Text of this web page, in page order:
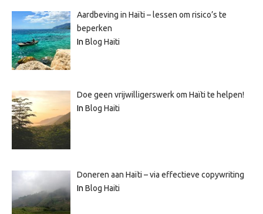
Aardbeving in Haïti – lessen om risico’s te
beperken
In Blog Haiti
Doe geen vrijwilligerswerk om Haïti te helpen!
In Blog Haiti
Doneren aan Haïti – via effectieve copywriting
In Blog Haiti